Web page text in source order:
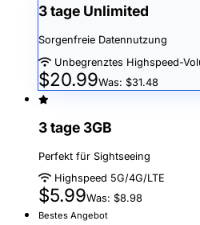
3 tage Unlimited
Sorgenfreie Datennutzung
Unbegrenztes Highspeed-
$20.99Was: $31.48
3 tage 3GB
Perfekt für Sightseeing
Highspeed 5G/4G/LTE
$5.99Was: $8.98
Bestes Angebot